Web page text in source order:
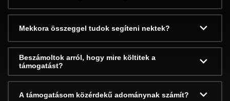
Mekkora összeggel tudok segíteni nektek?
Beszámoltok arról, hogy mire költitek a
támogatást?
A támogatásom közérdekű adománynak számít?